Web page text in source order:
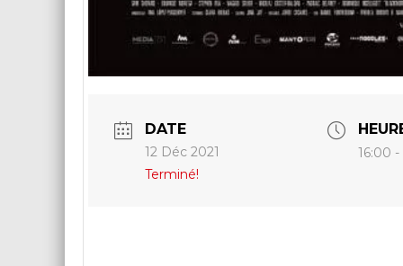
DATE
12 Déc 2021
Terminé!
16:00